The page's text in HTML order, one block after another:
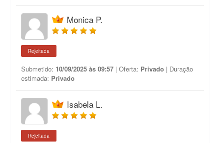
Monica P.
Rejeitada
Submetido: 10/09/2025 às 09:57 | Oferta: Privado | Duração
estimada: Privado
Isabela L.
Rejeitada